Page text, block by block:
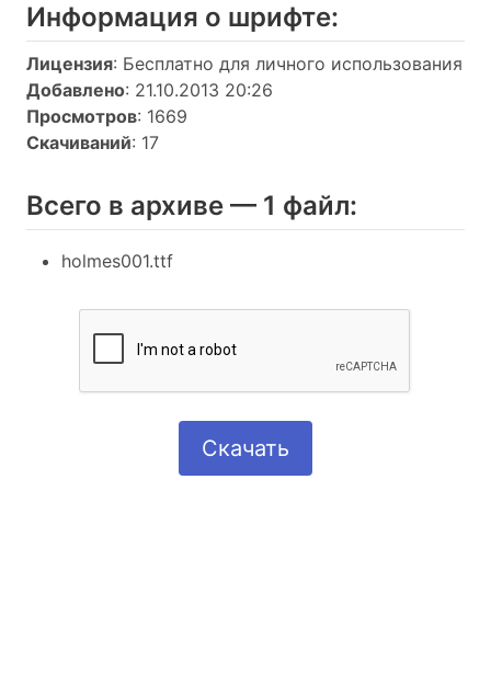
Информация о шрифтe:
Лицензия: Бесплатно для личного использования
Добавлено: 21.10.2013 20:26
Просмотров: 1669
Скачиваний: 17
Всего в архиве — 1 файл:
holmes001.ttf
Скачать